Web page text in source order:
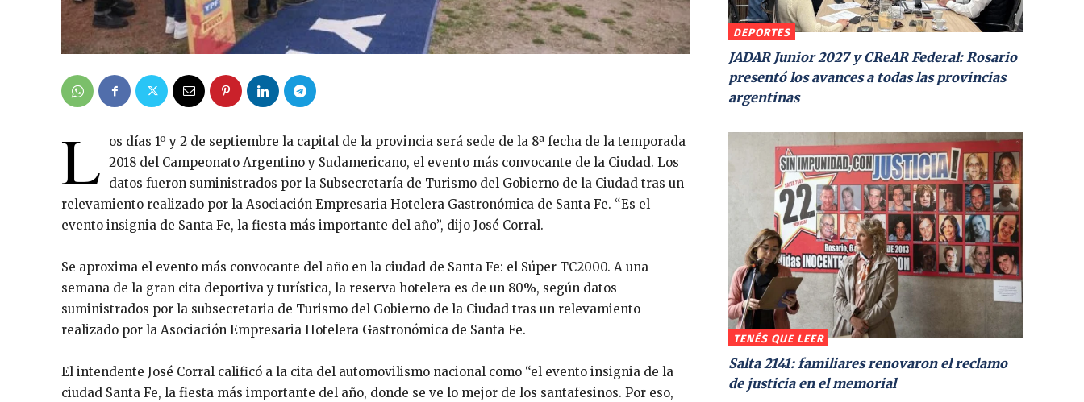
L
os días 1º y 2 de septiembre la capital de la provincia será sede de la 8ª fecha de la temporada
2018 del Campeonato Argentino y Sudamericano, el evento más convocante de la Ciudad. Los
datos fueron suministrados por la Subsecretaría de Turismo del Gobierno de la Ciudad tras un
relevamiento realizado por la Asociación Empresaria Hotelera Gastronómica de Santa Fe. “Es el
evento insignia de Santa Fe, la fiesta más importante del año”, dijo José Corral.
Se aproxima el evento más convocante del año en la ciudad de Santa Fe: el Súper TC2000. A una
semana de la gran cita deportiva y turística, la reserva hotelera es de un 80%, según datos
suministrados por la subsecretaria de Turismo del Gobierno de la Ciudad tras un relevamiento
realizado por la Asociación Empresaria Hotelera Gastronómica de Santa Fe.
El intendente José Corral calificó a la cita del automovilismo nacional como “el evento insignia de la
ciudad Santa Fe, la fiesta más importante del año, donde se ve lo mejor de los santafesinos. Por eso,
DEPORTES
JADAR Junior 2027 y CReAR Federal: Rosario
presentó los avances a todas las provincias
argentinas
TENÉS QUE LEER
Salta 2141: familiares renovaron el reclamo
de justicia en el memorial